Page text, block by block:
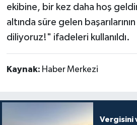
ekibine, bir kez daha hoş
altında süre gelen başarılarının
diliyoruz!" ifadeleri kullanıldı.
Kaynak: Haber Merkezi
Vergisini